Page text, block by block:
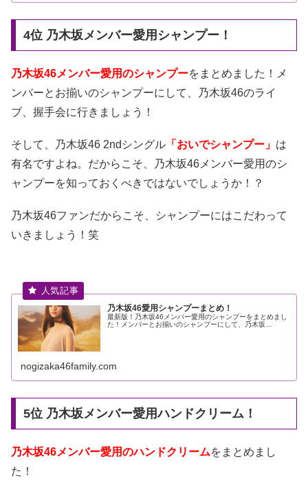
4位 乃木坂メンバー愛用シャンプー！
乃木坂46メンバー愛用のシャンプーをまとめました！メ
ンバーとお揃いのシャンプーにして、乃木坂46のライ
ブ、握手会に行きましょう！
そして、乃木坂46 2ndシングル 「おいでシャンプー」 は
有名ですよね。だからこそ、乃木坂46メンバー愛用のシ
ャンプーを知っておくべきではないでしょうか！？
乃木坂46ファンだからこそ、シャンプーにはこだわって
いきましょう！笑
乃木坂46愛用シャンプーまとめ！
最新版！乃木坂46メンバー愛用のシャンプーをまとめまし
た！メンバーとお揃いのシャンプーにして、乃木坂…
nogizaka46family.com
5位 乃木坂メンバー愛用ハンドクリーム！
乃木坂46メンバー愛用のハンドクリームをまとめまし
た！